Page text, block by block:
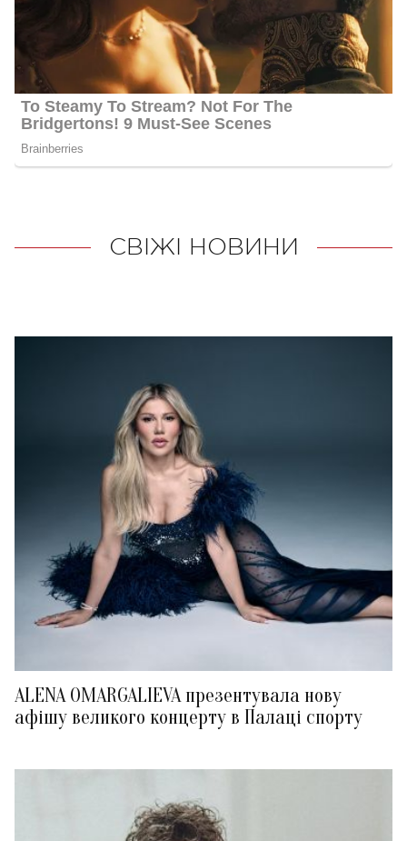
СВІЖІ НОВИНИ
ALENA OMARGALIEVA презентувала нову
афішу великого концерту в Палаці спорту